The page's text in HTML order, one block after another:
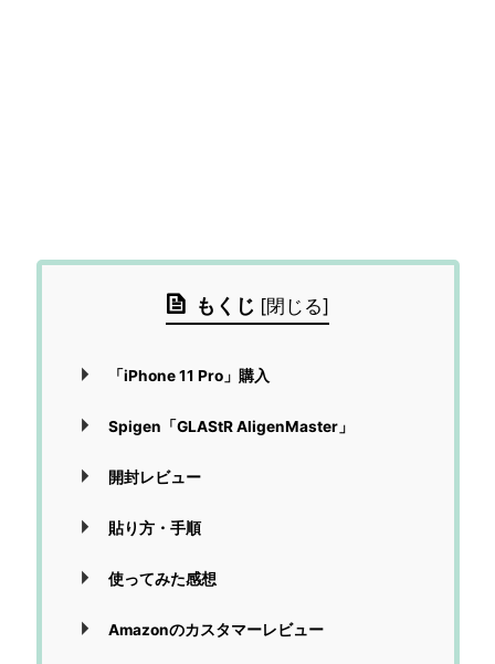
もくじ [閉じる]
「iPhone 11 Pro」購入
Spigen「GLAStR AligenMaster」
開封レビュー
貼り方・手順
使ってみた感想
Amazonのカスタマーレビュー